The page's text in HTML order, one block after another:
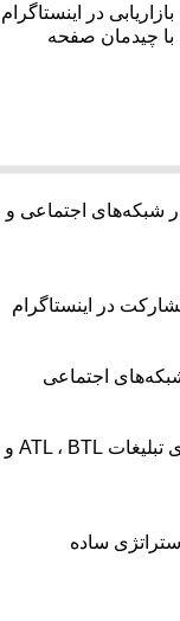
در اینستاگرام
چیدمان صفحه
شبکه‌های اجتماعی و
معنا و تفاوت استراتژی تبلیغات ATL ، BTL و